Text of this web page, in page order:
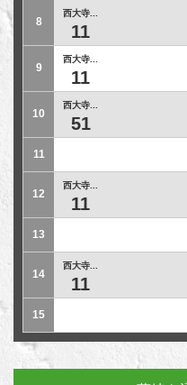
8
西大寺...
11
9
西大寺...
11
10
西大寺...
51
11
12
西大寺...
11
13
14
西大寺...
11
15